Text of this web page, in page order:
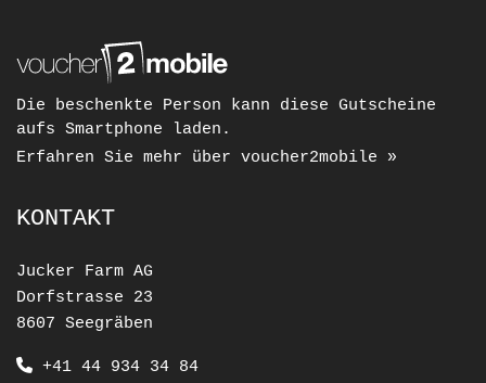
Die beschenkte Person kann diese Gutscheine
aufs Smartphone laden.
Erfahren Sie mehr über voucher2mobile »
KONTAKT
Jucker Farm AG
Dorfstrasse 23
8607 Seegräben
+41 44 934 34 84